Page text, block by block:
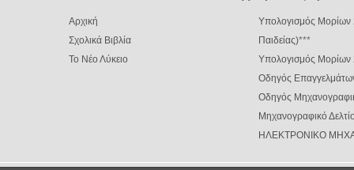
Αρχική
Σχολικά Βιβλία
Το Νέο Λύκειο
Υπολογισμός Μορίων
Παιδείας)***
Υπολογισμός
Οδηγός
Οδηγός
Μηχανογραφικό
ΗΛΕΚΤΡΟΝΙΚΟ